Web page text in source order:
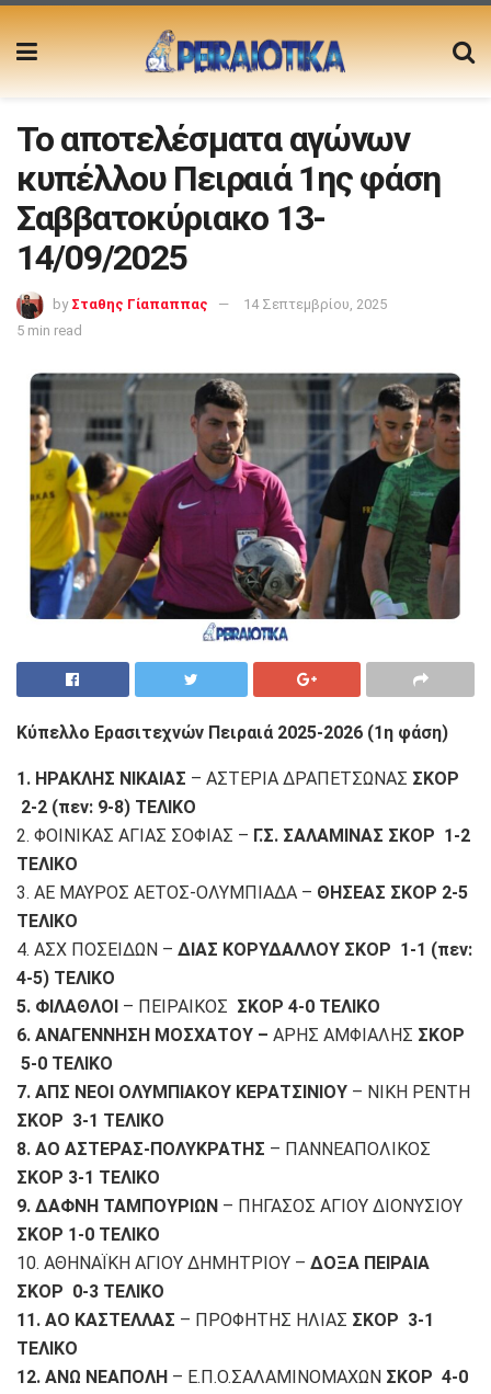
Το αποτελέσματα αγώνων
κυπέλλου Πειραιά 1ης φάση
Σαββατοκύριακο 13-
14/09/2025
by Σταθης Γίαπαππας
14 Σεπτεμβρίου, 2025
5 min read
Κύπελλο Ερασιτεχνών Πειραιά 2025-2026 (1η φάση)
1. ΗΡΑΚΛΗΣ ΝΙΚΑΙΑΣ – ΑΣΤΕΡΙΑ ΔΡΑΠΕΤΣΩΝΑΣ ΣΚΟΡ
2-2 (πεν: 9-8) ΤΕΛΙΚΟ
2. ΦΟΙΝΙΚΑΣ ΑΓΙΑΣ ΣΟΦΙΑΣ – Γ.Σ. ΣΑΛΑΜΙΝΑΣ ΣΚΟΡ 1-2
ΤΕΛΙΚΟ
3. ΑΕ ΜΑΥΡΟΣ ΑΕΤΟΣ-ΟΛΥΜΠΙΑΔΑ – ΘΗΣΕΑΣ ΣΚΟΡ 2-5
ΤΕΛΙΚΟ
4. ΑΣΧ ΠΟΣΕΙΔΩΝ – ΔΙΑΣ ΚΟΡΥΔΑΛΛΟΥ ΣΚΟΡ 1-1 (πεν:
4-5) ΤΕΛΙΚΟ
5. ΦΙΛΑΘΛΟΙ – ΠΕΙΡΑΙΚΟΣ ΣΚΟΡ 4-0 ΤΕΛΙΚΟ
6. ΑΝΑΓΕΝΝΗΣΗ ΜΟΣΧΑΤΟΥ – ΑΡΗΣ ΑΜΦΙΑΛΗΣ ΣΚΟΡ
5-0 ΤΕΛΙΚΟ
7. ΑΠΣ ΝΕΟΙ ΟΛΥΜΠΙΑΚΟΥ ΚΕΡΑΤΣΙΝΙΟΥ – ΝΙΚΗ ΡΕΝΤΗ
ΣΚΟΡ 3-1 ΤΕΛΙΚΟ
8. ΑΟ ΑΣΤΕΡΑΣ-ΠΟΛΥΚΡΑΤΗΣ – ΠΑΝΝΕΑΠΟΛΙΚΟΣ
ΣΚΟΡ 3-1 ΤΕΛΙΚΟ
9. ΔΑΦΝΗ ΤΑΜΠΟΥΡΙΩΝ – ΠΗΓΑΣΟΣ ΑΓΙΟΥ ΔΙΟΝΥΣΙΟΥ
ΣΚΟΡ 1-0 ΤΕΛΙΚΟ
10. ΑΘΗΝΑΪΚΗ ΑΓΙΟΥ ΔΗΜΗΤΡΙΟΥ – ΔΟΞΑ ΠΕΙΡΑΙΑ
ΣΚΟΡ 0-3 ΤΕΛΙΚΟ
11. ΑΟ ΚΑΣΤΕΛΛΑΣ – ΠΡΟΦΗΤΗΣ ΗΛΙΑΣ ΣΚΟΡ 3-1
ΤΕΛΙΚΟ
12. ΑΝΩ ΝΕΑΠΟΛΗ – Ε.Π.Ο.ΣΑΛΑΜΙΝΟΜΑΧΩΝ ΣΚΟΡ 4-0